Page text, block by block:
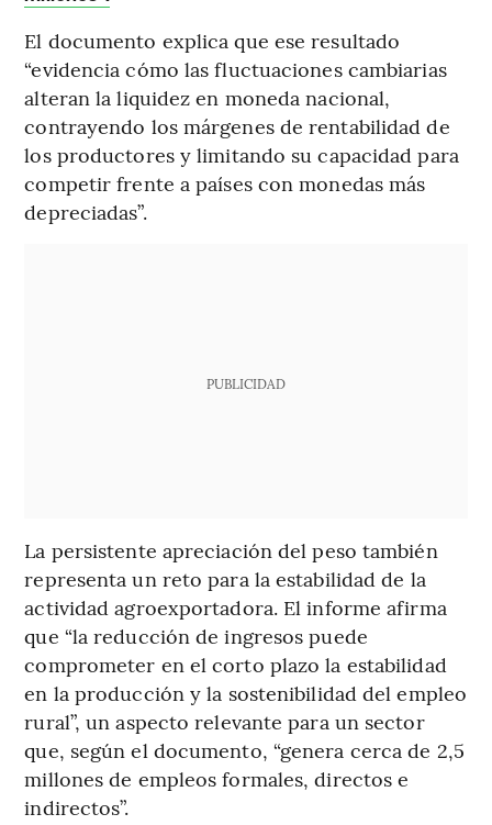
El documento explica que ese resultado
“evidencia cómo las fluctuaciones cambiarias
alteran la liquidez en moneda nacional,
contrayendo los márgenes de rentabilidad de
los productores y limitando su capacidad para
competir frente a países con monedas más
depreciadas”.
PUBLICIDAD
La persistente apreciación del peso también
representa un reto para la estabilidad de la
actividad agroexportadora. El informe afirma
que “la reducción de ingresos puede
comprometer en el corto plazo la estabilidad
en la producción y la sostenibilidad del empleo
rural”, un aspecto relevante para un sector
que, según el documento, “genera cerca de 2,5
millones de empleos formales, directos e
indirectos”.